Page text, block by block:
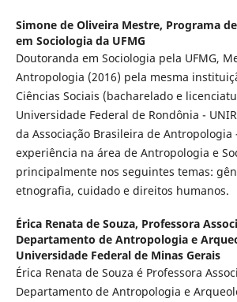
Simone de Oliveira Mestre, Programa
em Sociologia da UFMG
Doutoranda em Sociologia pela UFMG,
Antropologia (2016) pela mesma
Ciências Sociais (bacharelado e
Universidade Federal de Rondônia -
da Associação Brasileira de Antropologia
experiência na área de Antropologia e
principalmente nos seguintes temas:
etnografia, cuidado e direitos humanos.
Érica Renata de Souza, Professora
Departamento de Antropologia e
Universidade Federal de Minas Gerais
Érica Renata de Souza é Professora
Departamento de Antropologia e